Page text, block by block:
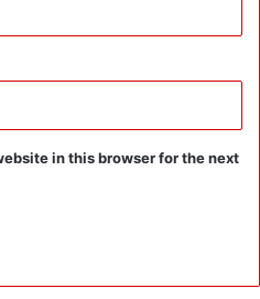
in this browser for the next